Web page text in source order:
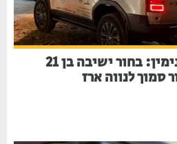
אסון בין הזמנים בבנימין: בחור ישיבה בן 21
סמוך לנווה ארז